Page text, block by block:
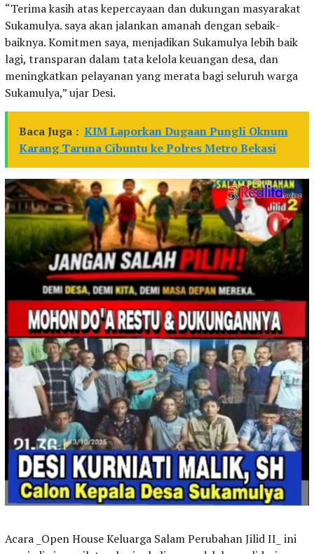
“Terima kasih atas kepercayaan dan dukungan masyarakat
Sukamulya. saya akan jalankan amanah dengan sebaik-
baiknya. Komitmen saya, menjadikan Sukamulya lebih baik
lagi, transparan dalam tata kelola keuangan desa, dan
meningkatkan pelayanan yang merata bagi seluruh warga
Sukamulya,” ujar Desi.
Baca Juga : KIM Laporkan Dugaan Pungli Oknum
Karang Taruna Cibuntu ke Polres Metro Bekasi
Acara _Open House Keluarga Salam Perubahan Jilid II_ ini